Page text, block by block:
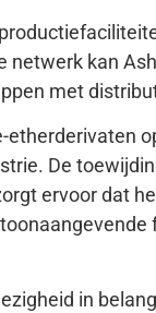
kan
met
De
ervoor dat
in